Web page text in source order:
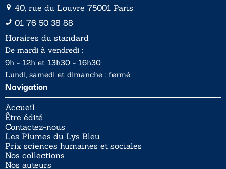
40, rue du Louvre 75001 Paris
01 76 50 38 88
Horaires du standard
De mardi à vendredi :
9h - 12h et 13h30 - 16h30
Lundi, samedi et dimanche : fermé
Navigation
Accueil
Être édité
Contactez-nous
Les Plumes du Lys Bleu
Prix sciences humaines et sociales
Nos collections
Nos auteurs